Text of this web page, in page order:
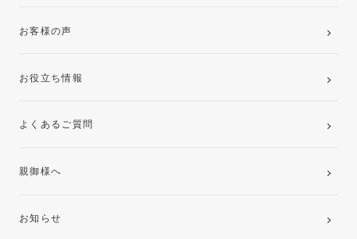
お客様の声
お役立ち情報
よくあるご質問
親御様へ
お知らせ